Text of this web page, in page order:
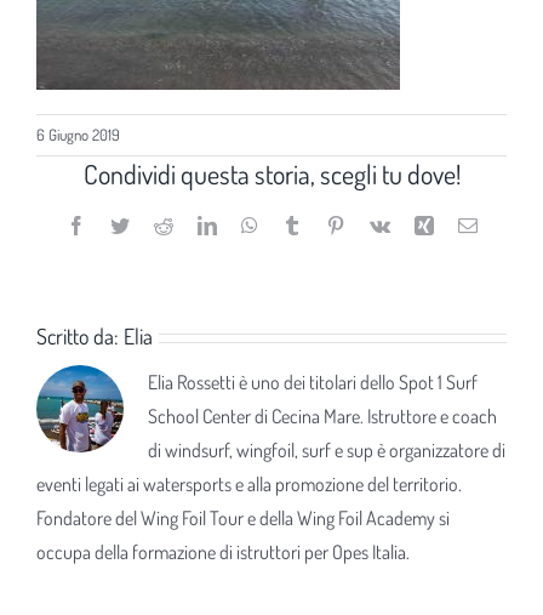
6 Giugno 2019
Condividi questa storia, scegli tu dove!
Facebook
TwitterRedditLinkedInWhatsApp
TumblrPinterest
Vk Xing Email
Scritto da: Elia
Elia Rossetti è uno dei titolari dello Spot 1 Surf
School Center di Cecina Mare. Istruttore e coach
di windsurf, wingfoil, surf e sup è organizzatore di
eventi legati ai watersports e alla promozione del territorio.
Fondatore del Wing Foil Tour e della Wing Foil Academy si
occupa della formazione di istruttori per Opes Italia.